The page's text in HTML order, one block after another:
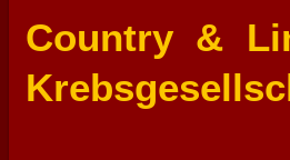
Country &